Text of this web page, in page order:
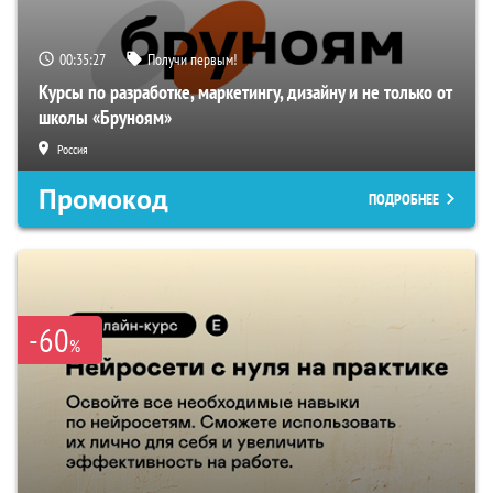
00:35:26 Получи первым!
Курсы по разработке, маркетингу, дизайну и не только от
школы «Бруноям»
Россия
Промокод ПОДРОБНЕЕ
-60%